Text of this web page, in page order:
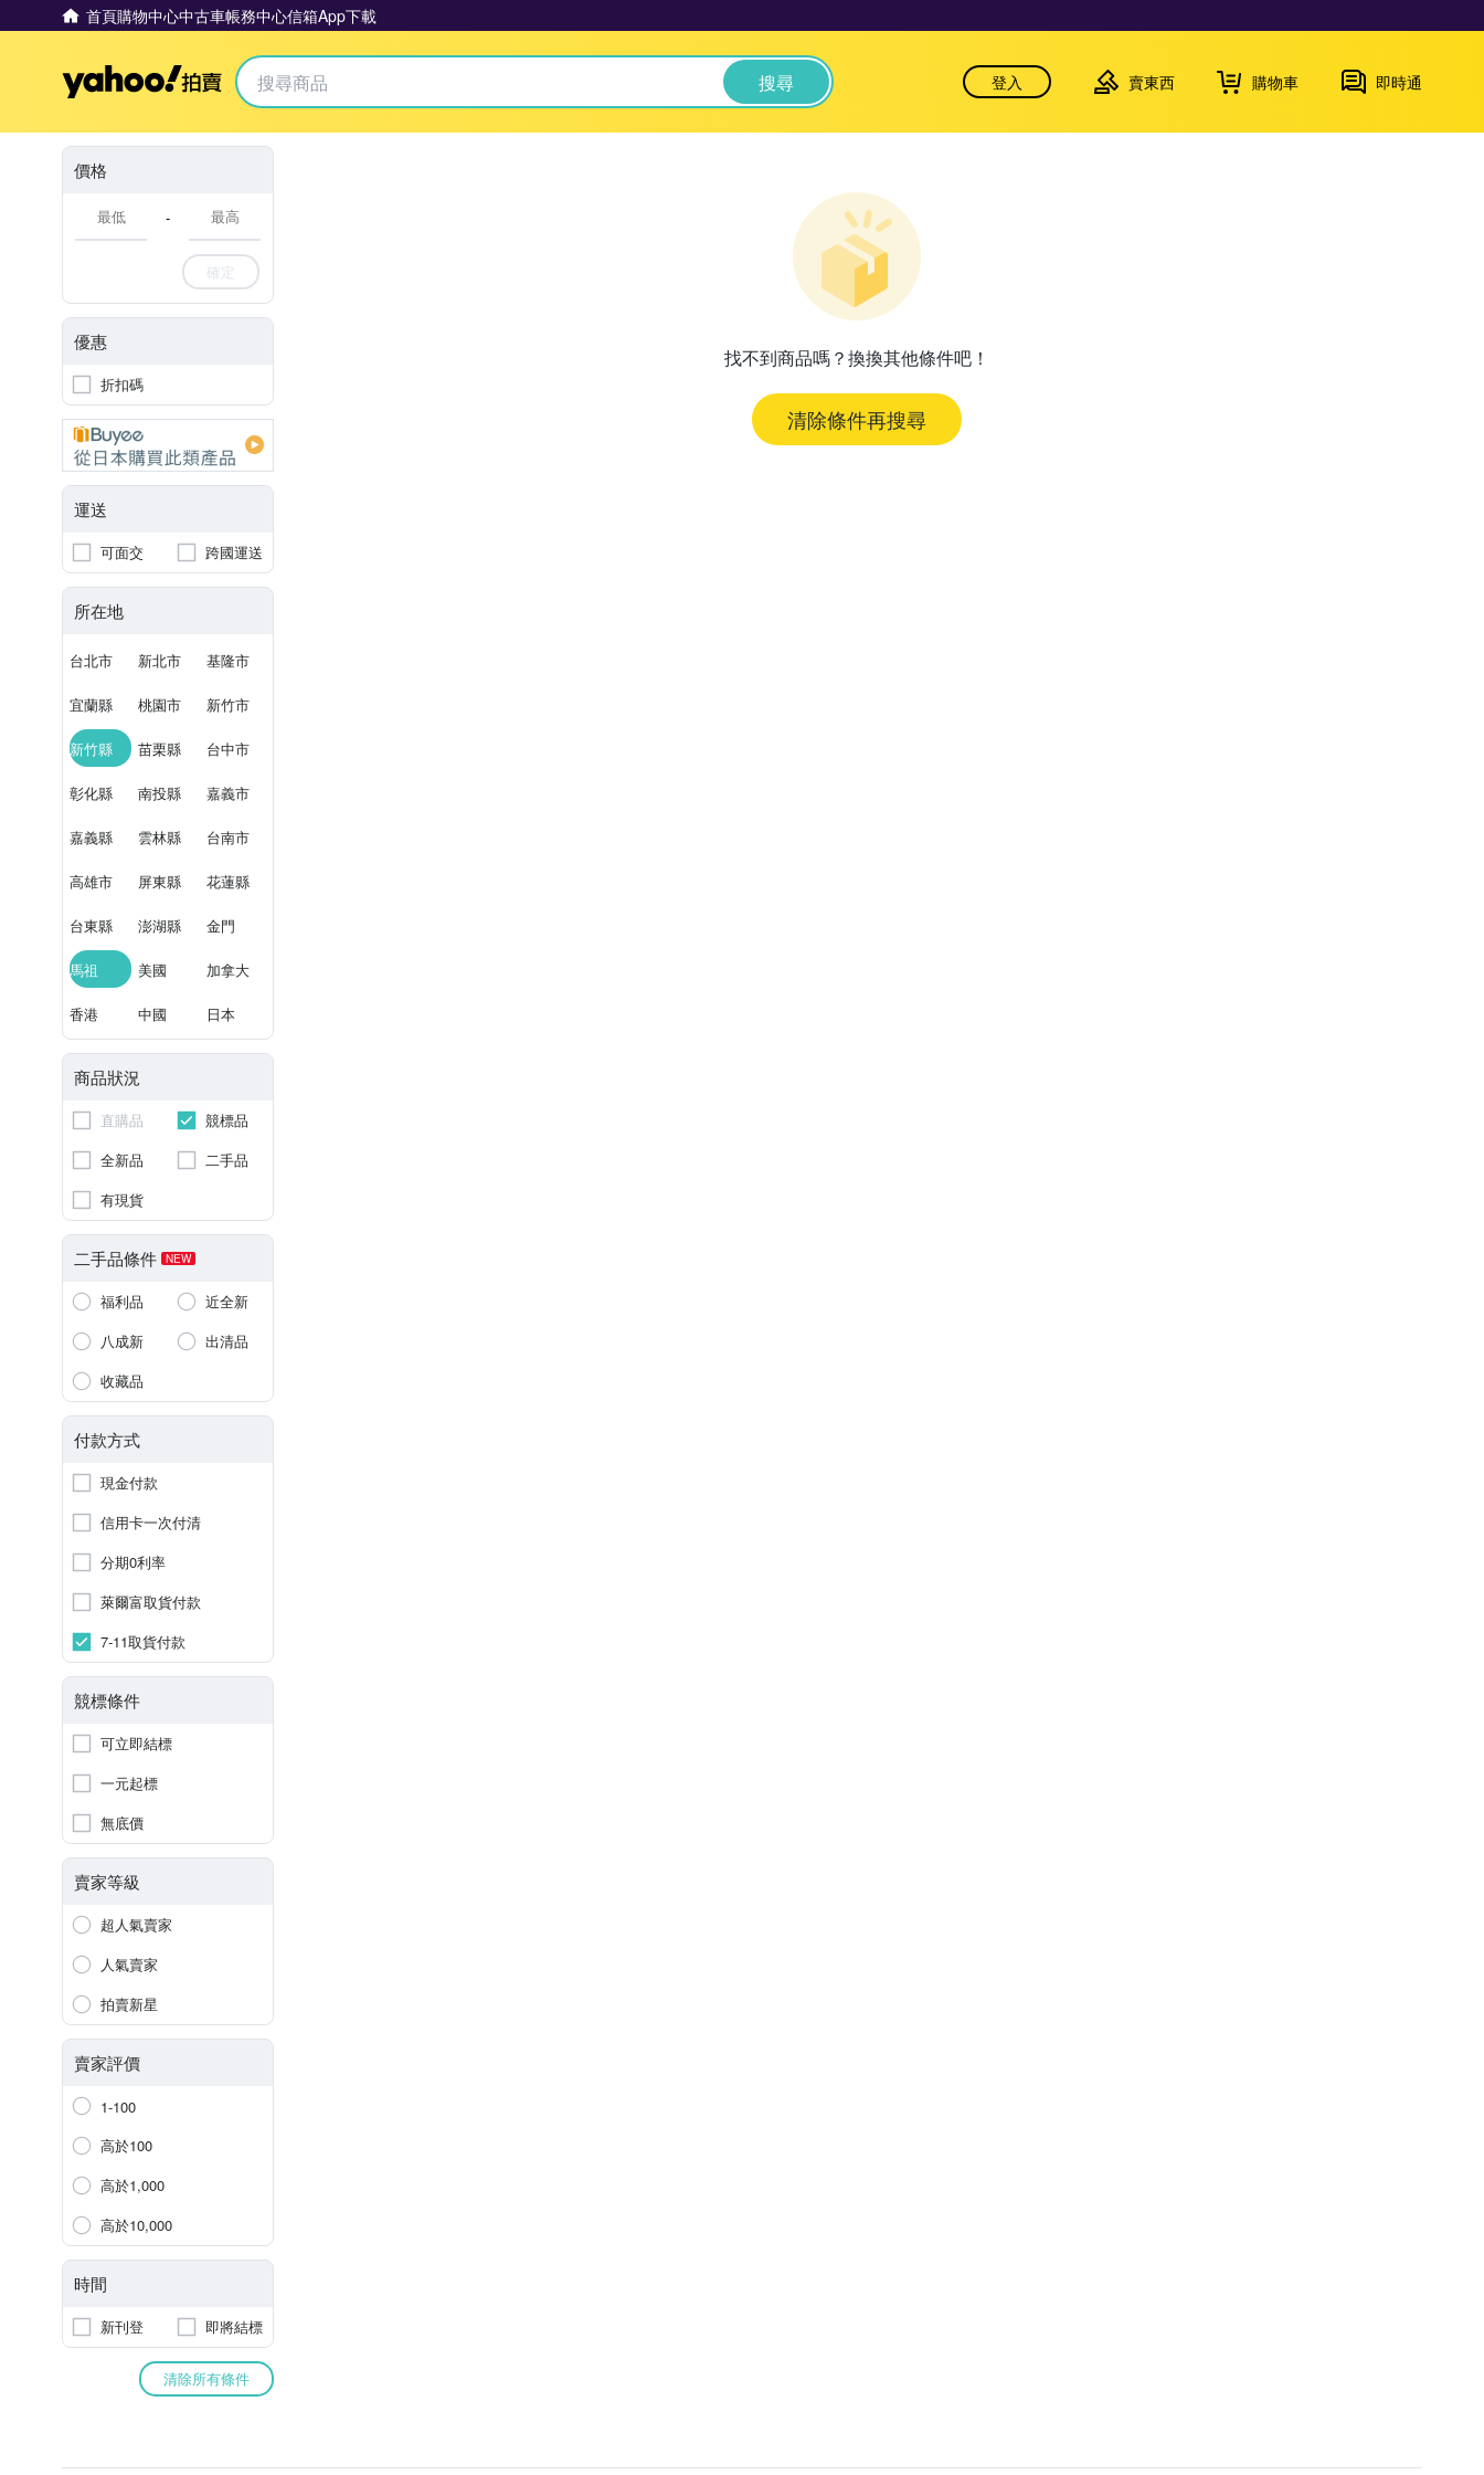
首頁購物中心中古車帳務中心信箱App下載
Yahoo拍賣 搜尋 登入 賣東西 購物車 即時通
價格
-
確定
優惠
折扣碼
運送
可面交 跨國運送
所在地
台北市 新北市 基隆市
宜蘭縣 桃園市 新竹市
新竹縣 苗栗縣 台中市
彰化縣 南投縣 嘉義市
嘉義縣 雲林縣 台南市
高雄市 屏東縣 花蓮縣
台東縣 澎湖縣 金門
馬祖 美國 加拿大
香港 中國 日本
商品狀況
直購品
競標品
全新品
二手品
有現貨
二手品條件 NEW
福利品
近全新
八成新
出清品
收藏品
付款方式
現金付款
信用卡一次付清
分期0利率
萊爾富取貨付款
7-11取貨付款
競標條件
可立即結標
一元起標
無底價
賣家等級
超人氣賣家
人氣賣家
拍賣新星
賣家評價
1-100
高於100
高於1,000
高於10,000
時間
新刊登 即將結標
清除所有條件
找不到商品嗎？換換其他條件吧！
清除條件再搜尋